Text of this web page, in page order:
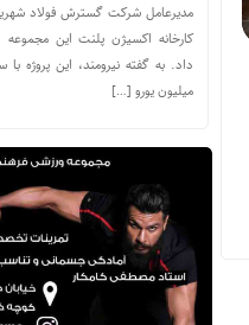
مدیرعامل شرکت گسترش فولاد
کارخانه اکسیژن پلنت این مجموعه
میلیون یورو […]